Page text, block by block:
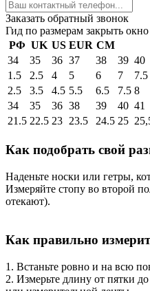
Заказать обратный звонок
Гид по размерам закрыть окно
РФ UK US EUR СМ
34
35 36 37 38 39 40
1.5
2.5 4 5 6 7 7.5
2.5
3.5 4.5 5.5 6.5 7.5 8
34
35 36 38 39 40 41
21.5 22.5 23 23.5 24.5 25
Как подобрать свой
Наденьте носки или гетры,
Измеряйте стопу во второй
отекают).
Как правильно
1. Встаньте ровно и на всю
2. Измерьте длину от пятки